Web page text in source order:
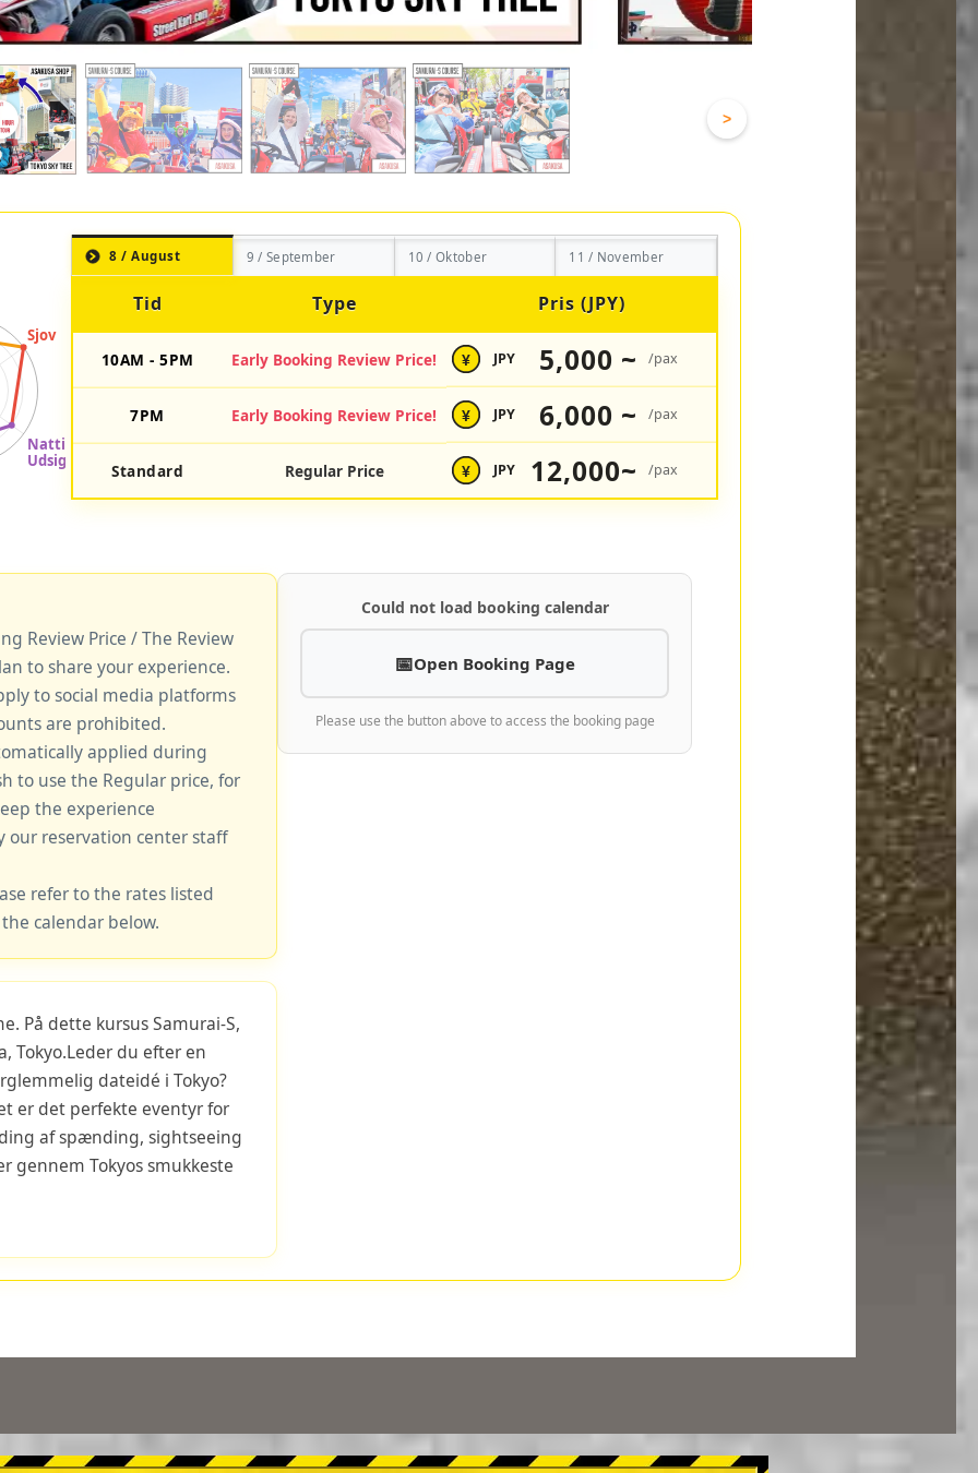
>
8 / August 9 / September 10 / Oktober 11 / November
Tid Type Pris (JPY)
10AM - 5PM Early Booking Review Price! ¥ JPY 5,000 ~ /pax
7PM Early Booking Review Price! ¥ JPY 6,000 ~ /pax
Standard Regular Price ¥ JPY 12,000~ /pax
Review Price / The Review
to share your experience.
to social media platforms
are prohibited.
applied during
to use the Regular price, for
the experience
our reservation center staff
refer to the rates listed
calendar below.
På dette kursus Samurai-S,
Tokyo.Leder du efter en
dateidé i Tokyo?
er det perfekte eventyr for
af spænding, sightseeing
gennem Tokyos smukkeste
Could not load booking calendar
Open Booking Page
Please use the button above to access the booking page